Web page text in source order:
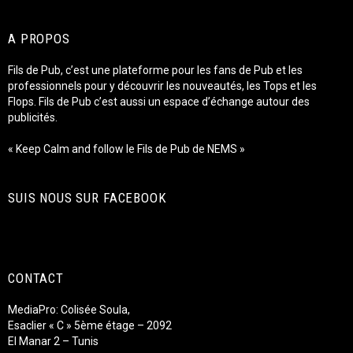
A PROPOS
Fils de Pub, c’est une plateforme pour les fans de Pub et les
professionnels pour y découvrir les nouveautés, les Tops et les
Flops. Fils de Pub c’est aussi un espace d’échange autour des
publicités.
« Keep Calm and follow le Fils de Pub de NEMS »
SUIS NOUS SUR FACEBOOK
CONTACT
MediaPro: Colisée Soula,
Esaclier « C » 5ème étage – 2092
El Manar 2 – Tunis